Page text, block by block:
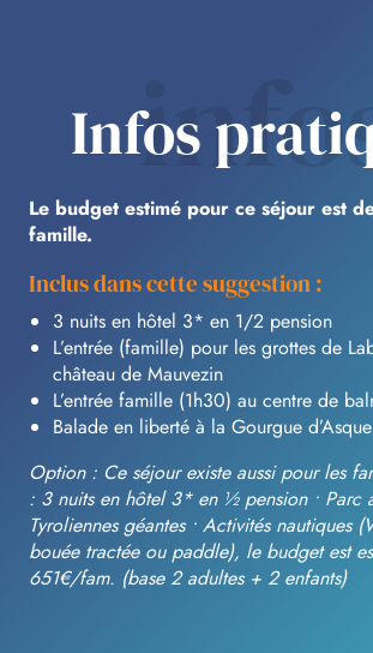
Infos
Le budget estimé pour ce séjour est
famille.
Inclus dans cette suggestion :
3 nuits en hôtel 3* en 1/2 pension
L’entrée (famille) pour les grottes de
château de Mauvezin
L’entrée famille (1h30) au centre de
Balade en liberté à la Gourgue d’Asque
Option : Ce séjour existe aussi pour les
: 3 nuits en hôtel 3* en ½ pension • Parc
Tyroliennes géantes • Activités nautiques
bouée tractée ou paddle), le budget est
651€/fam. (base 2 adultes + 2 enfants)